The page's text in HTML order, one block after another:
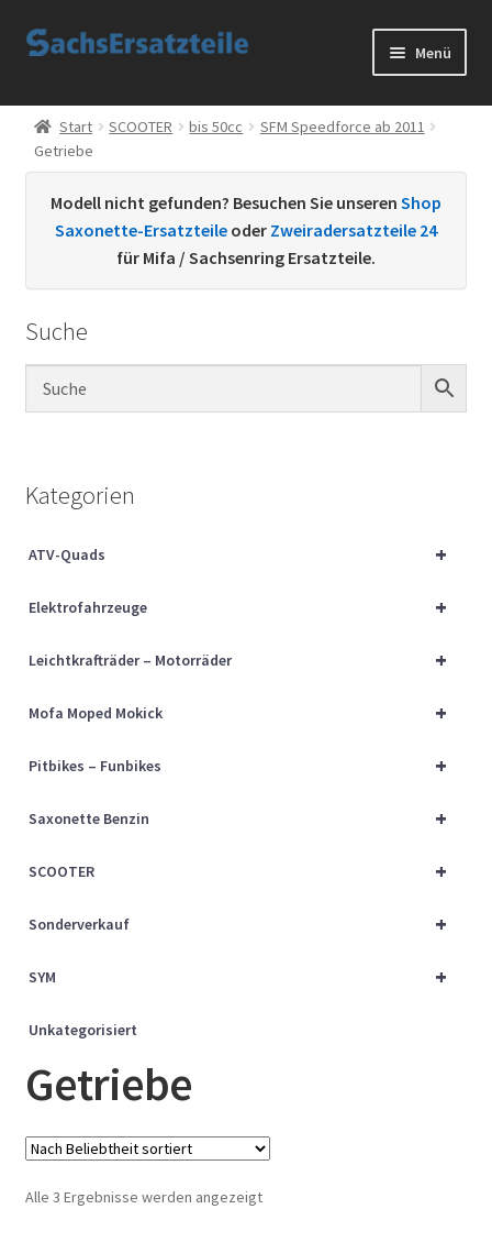
Zur
Zum
Menü
Start
AGB
Datenschutzerklärung
Kontakt
Sachs Ersatzteile
Über uns
Start SCOOTER bis 50cc
SFM Speedforce ab 2011
Getriebe
Modell nicht gefunden? Besuchen Sie unseren Shop
Saxonette-Ersatzteile oder Zweiradersatzteile 24
für Mifa / Sachsenring Ersatzteile.
Suche
Kategorien
+
ATV-Quads
+
Elektrofahrzeuge
+
Leichtkrafträder – Motorräder
+
Mofa Moped Mokick
+
Pitbikes – Funbikes
+
Saxonette Benzin
+
SCOOTER
+
Sonderverkauf
+
SYM
Unkategorisiert
Getriebe
Alle 3 Ergebnisse werden angezeigtNach